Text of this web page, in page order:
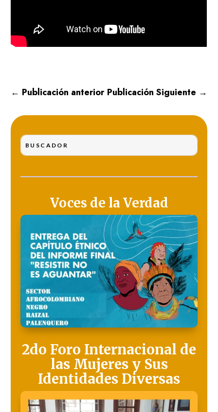
← Publicación anterior Publicación Siguiente →
Voces de la Verdad
2do Foro Internacional de
las Mujeres y Sus
Identidades Diversas